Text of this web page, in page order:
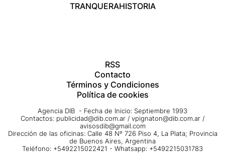
TRANQUERAHISTORIA
RSS
Contacto
Términos y Condiciones
Política de cookies
Agencia DIB - Fecha de Inicio: Septiembre 1993
Contactos: publicidad@dib.com.ar / vpignaton@dib.com.ar /
avisosdib@gmail.com
Dirección de las oficinas: Calle 48 Nº 726 Piso 4, La Plata; Provincia
de Buenos Aires, Argentina
Teléfono: +5492215022421 - Whatsapp: +5492215031783